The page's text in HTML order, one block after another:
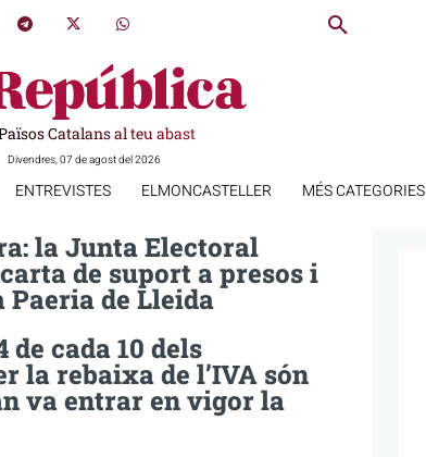
Catalans al teu abast
Divendres, 07 de agost del 2026
ENTREVISTES ELMONCASTELLER MÉS CATEGORIES
la Junta Electoral
de suport a presos i
de Lleida
de cada 10 dels
la rebaixa de l’IVA són
va entrar en vigor la